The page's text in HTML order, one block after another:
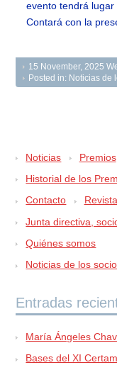
evento tendrá lugar
Contará con la
15 November, 2025
Posted in: Noticias de
Noticias Premios
Historial de los
Contacto
Revista
Junta directiva,
Quiénes somos
Noticias de los
Entradas
María Ángeles
Bases del XI